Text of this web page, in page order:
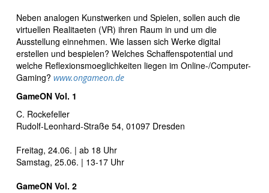
Neben analogen Kunstwerken und Spielen, sollen auch die
virtuellen Realitaeten (VR) ihren Raum in und um die
Ausstellung einnehmen. Wie lassen sich Werke digital
erstellen und bespielen? Welches Schaffenspotential und
welche Reflexionsmoeglichkeiten liegen im Online-/Computer-
Gaming?www.ongameon.de
GameON Vol. 1
C. Rockefeller
Rudolf-Leonhard-Straße 54, 01097 Dresden
Freitag, 24.06. | ab 18 Uhr
Samstag, 25.06. | 13-17 Uhr
GameON Vol. 2